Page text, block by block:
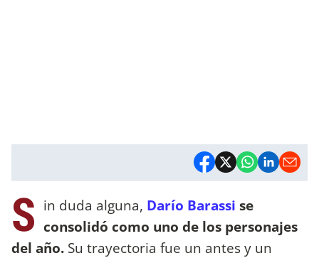
S in duda alguna, Darío Barassi se
consolidó como uno de los personajes
del año. Su trayectoria fue un antes y un